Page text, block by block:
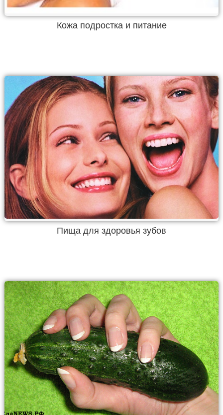
Кожа подростка и питание
Пища для здоровья зубов